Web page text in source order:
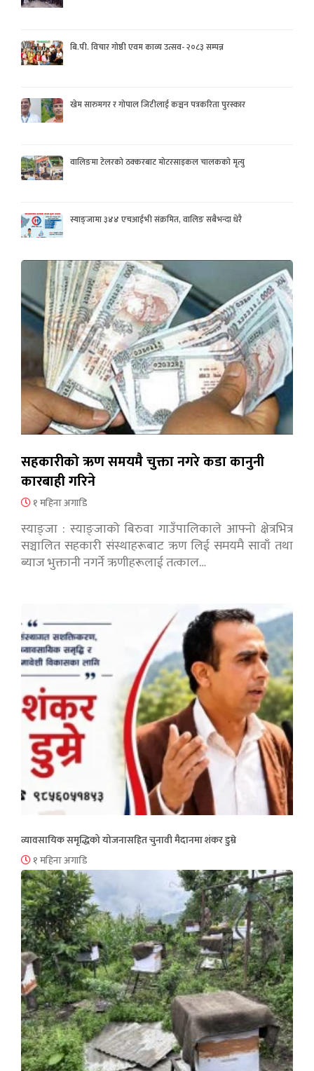
बि.पी. विचार गोष्ठी एवम काव्य उत्सव- २०८३ सम्पन्न
खेम सारुमगर र गोपाल जिटीलाई कञ्चन पत्रकरिता पुरस्कार
वालिङमा टेलरको ठक्करबाट मोटरसाइकल चालकको मृत्यु
स्याङ्जामा ३४४ एचआईभी संक्रमित, वालिङ सबैभन्दा धेरै
सहकारीको ऋण समयमै चुक्ता नगरे कडा कानुनी
कारबाही गरिने
१ महिना अगाडि
स्याङ्जा : स्याङ्जाको बिरुवा गाउँपालिकाले आफ्नो क्षेत्रभित्र
सञ्चालित सहकारी संस्थाहरूबाट ऋण लिई समयमै सावाँ तथा
ब्याज भुक्तानी नगर्ने ऋणीहरूलाई तत्काल…
व्यावसायिक समृद्धिको योजनासहित चुनावी मैदानमा शंकर डुम्रे
१ महिना अगाडि